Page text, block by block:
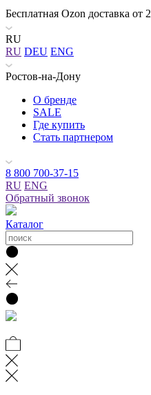
Бесплатная Ozon доставка
RU
RU DEU ENG
Ростов-на-Дону
О бренде
SALE
Где купить
Стать партнером
8 800 700-37-15
RU ENG
Обратный звонок
Каталог